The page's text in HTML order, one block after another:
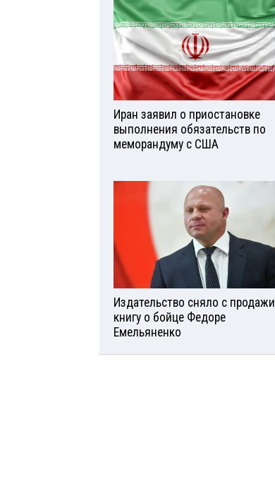
Иран заявил о приостановке
выполнения обязательств по
меморандуму с США
Издательство сняло с продажи
книгу о бойце Федоре
Емельяненко